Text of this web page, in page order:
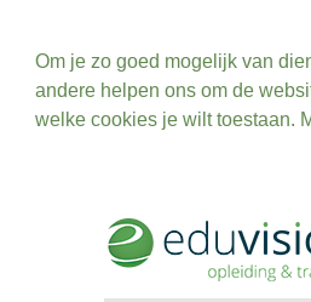
Om je zo goed mogelijk van
andere helpen ons om de
welke cookies je wilt toestaan.